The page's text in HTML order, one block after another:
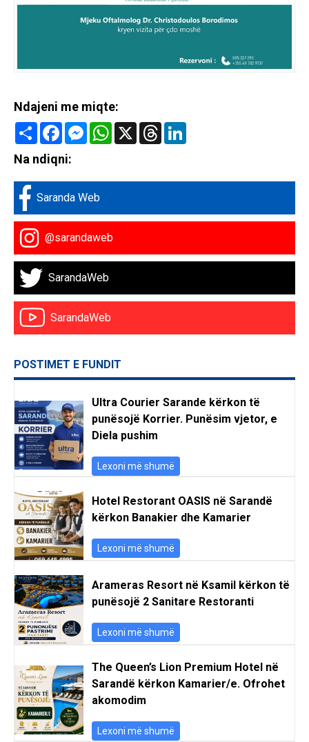
Ndajeni me miqte:
Share FacebookMessenger
WhatsApp
X Threads
Na ndiqni:
Saranda Web
@sarandaweb
SarandaWeb
SarandaWeb
POSTIMET E FUNDIT
Ultra Courier Sarande kërkon të
punësojë Korrier. Punësim vjetor, e
Diela pushim
Lexoni më shumë
Hotel Restorant OASIS në Sarandë
kërkon Banakier dhe Kamarier
Lexoni më shumë
Arameras Resort në Ksamil kërkon të
punësojë 2 Sanitare Restoranti
Lexoni më shumë
The Queen’s Lion Premium Hotel në
Sarandë kërkon Kamarier/e. Ofrohet
akomodim
Lexoni më shumë